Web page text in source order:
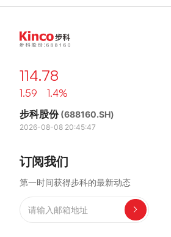
114.78
1.59 1.4%
步科股份(688160.SH)
2026-08-08 20:45:47
订阅我们
第一时间获得步科的最新动态